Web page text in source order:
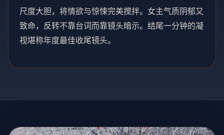
尺度大胆，将情欲与惊悚完美搅拌。女主气质阴郁又
致命，反转不靠台词而靠镜头暗示。结尾一分钟的凝
视堪称年度最佳收尾镜头。